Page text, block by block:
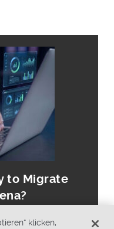
to Migrate
klicken,